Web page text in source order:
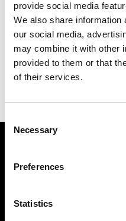
provide social media
We also share information
our social media,
may combine it with other
provided to them or that
of their services.
Selection
Necessary
Preferences
Statistics
MÄSSOR &
FRAMÖVER –
Hjälp oss prioritera rätt. Svaren tar
+46 (0)8 411 00 22